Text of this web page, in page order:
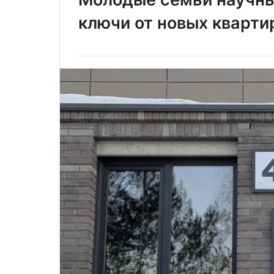
ключи от новых